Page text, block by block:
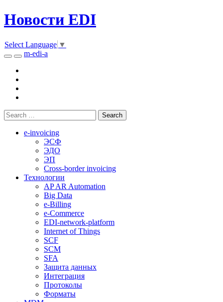
Новости EDI
Select Language ▼
m-edi-a
e-invoicing
ЭСФ
ЭДО
ЭП
Cross-border invoicing
Технологии
AP AR Automation
Big Data
e-Billing
e-Commerce
EDI-network-platform
Internet of Things
SCF
SCM
SFA
Защита данных
Интеграция
Протоколы
Форматы